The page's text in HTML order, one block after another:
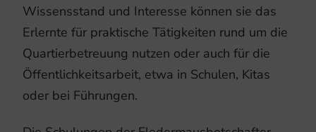
Wissensstand und Interesse können sie das
Erlernte für praktische Tätigkeiten rund um die
Quartierbetreuung nutzen oder auch für die
Öffentlichkeitsarbeit, etwa in Schulen, Kitas
oder bei Führungen.